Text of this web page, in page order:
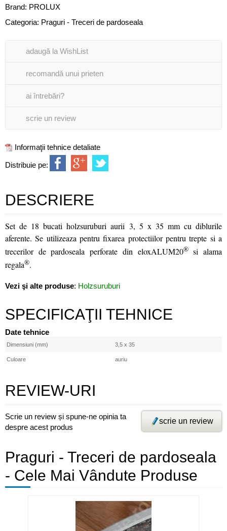
Brand: PROLUX
Categoria: Praguri - Treceri de pardoseala
adaugă la WishList
recomandă unui prieten
ai întrebări?
scrie un review
Informaţii tehnice detaliate
Distribuie pe:
DESCRIERE
Set de 18 bucati holzsuruburi aurii 3, 5 x 35 mm cu diblurile
aferente. Se utilizeaza pentru fixarea protectiilor pentru trepte si a
trecerilor de pardoseala perforate din eloxALUM20®si alama
regala®.
Vezi şi alte produse: Holzsuruburi
SPECIFICAŢII TEHNICE
Date tehnice
Dimensiuni (mm) 3,5 x 35
Culoare auriu
REVIEW-URI
Scrie un review și spune-ne opinia ta
despre acest produs
scrie un review
Praguri - Treceri de pardoseala
- Cele Mai Vândute Produse